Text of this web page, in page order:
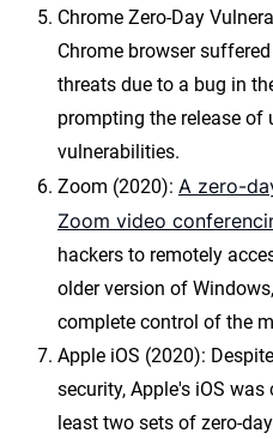
Chrome Zero-Day
Chrome browser
threats due to a bug in
prompting the release of
vulnerabilities.
Zoom (2020): A zero-
Zoom video
hackers to remotely
older version of
complete control of the
Apple iOS (2020):
security, Apple's iOS
least two sets of zero-